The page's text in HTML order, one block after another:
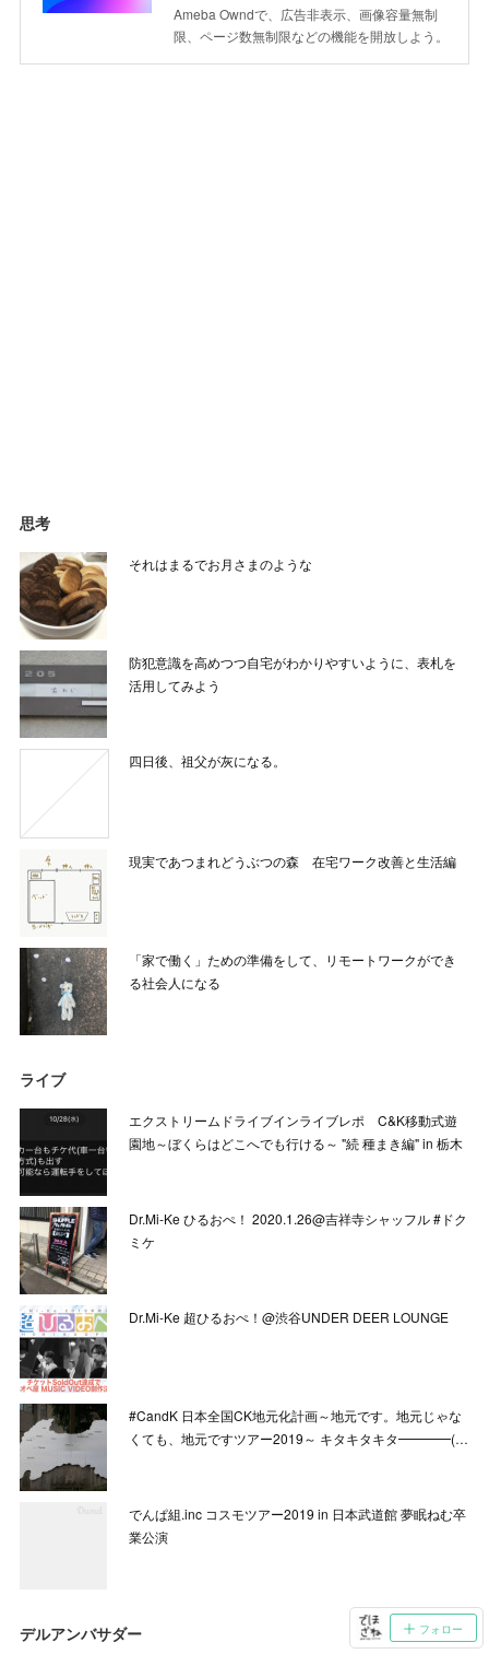
Ameba Owndで、広告非表示、画像容量無制
限、ページ数無制限などの機能を開放しよう。
思考
それはまるでお月さまのような
防犯意識を高めつつ自宅がわかりやすいように、表札を
活用してみよう
四日後、祖父が灰になる。
現実であつまれどうぶつの森 在宅ワーク改善と生活編
「家で働く」ための準備をして、リモートワークができ
る社会人になる
ライブ
エクストリームドライブインライブレポ C&K移動式遊
園地～ぼくらはどこへでも行ける～ "続 種まき編" in 栃木
Dr.Mi-Ke ひるおぺ！ 2020.1.26@吉祥寺シャッフル #ドク
ミケ
Dr.Mi-Ke 超ひるおぺ！@渋谷UNDER DEER LOUNGE
#CandK 日本全国CK地元化計画～地元です。地元じゃな
くても、地元ですツアー2019～ キタキタキタ━━━━(…
でんぱ組.inc コスモツアー2019 in 日本武道館 夢眠ねむ卒
業公演
デルアンバサダー フォロー